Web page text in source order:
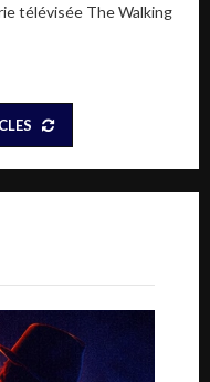
télévisée The Walking